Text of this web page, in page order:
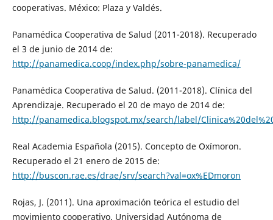
cooperativas. México: Plaza y Valdés.
Panamédica Cooperativa de Salud (2011-2018). Recuperado
el 3 de junio de 2014 de:
http://panamedica.coop/index.php/sobre-panamedica/
Panamédica Cooperativa de Salud. (2011-2018). Clínica del
Aprendizaje. Recuperado el 20 de mayo de 2014 de:
http://panamedica.blogspot.mx/search/label/
Real Academia Española (2015). Concepto de Oxímoron.
Recuperado el 21 enero de 2015 de:
http://buscon.rae.es/drae/srv/search?val=ox%EDmoron
Rojas, J. (2011). Una aproximación teórica el estudio del
movimiento cooperativo. Universidad Autónoma de